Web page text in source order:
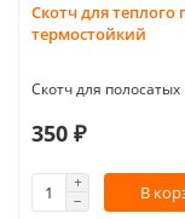
Скотч для теплого
термостойкий
Скотч для полосатых
350 ₽
В